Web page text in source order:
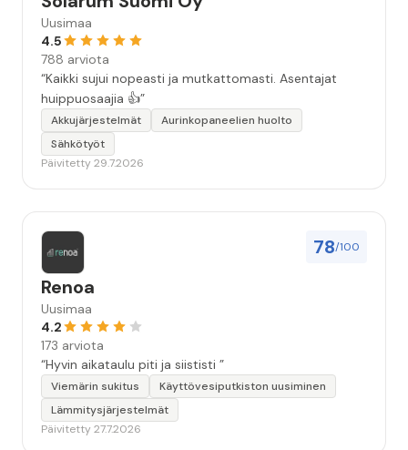
Uusimaa
4.5
788 arviota
“Kaikki sujui nopeasti ja mutkattomasti. Asentajat
huippuosaajia 👍”
Akkujärjestelmät
Aurinkopaneelien huolto
Sähkötyöt
Päivitetty 29.7.2026
78/100
Renoa
Uusimaa
4.2
173 arviota
“Hyvin aikataulu piti ja siististi ”
Viemärin sukitus
Käyttövesiputkiston uusiminen
Lämmitysjärjestelmät
Päivitetty 27.7.2026